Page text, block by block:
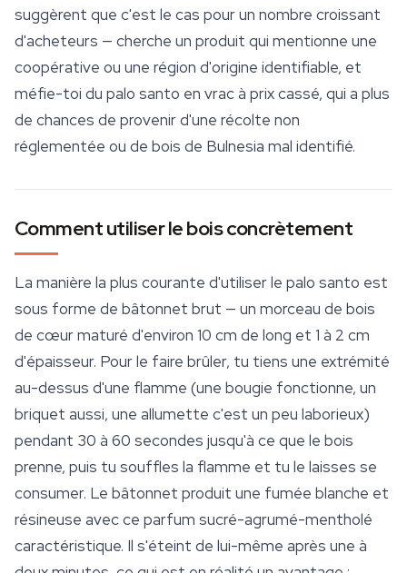
suggèrent que c'est le cas pour un nombre croissant
d'acheteurs — cherche un produit qui mentionne une
coopérative ou une région d'origine identifiable, et
méfie-toi du palo santo en vrac à prix cassé, qui a plus
de chances de provenir d'une récolte non
réglementée ou de bois de Bulnesia mal identifié.
Comment utiliser le bois concrètement
La manière la plus courante d'utiliser le palo santo est
sous forme de bâtonnet brut — un morceau de bois
de cœur maturé d'environ 10 cm de long et 1 à 2 cm
d'épaisseur. Pour le faire brûler, tu tiens une extrémité
au-dessus d'une flamme (une bougie fonctionne, un
briquet aussi, une allumette c'est un peu laborieux)
pendant 30 à 60 secondes jusqu'à ce que le bois
prenne, puis tu souffles la flamme et tu le laisses se
consumer. Le bâtonnet produit une fumée blanche et
résineuse avec ce parfum sucré-agrumé-mentholé
caractéristique. Il s'éteint de lui-même après une à